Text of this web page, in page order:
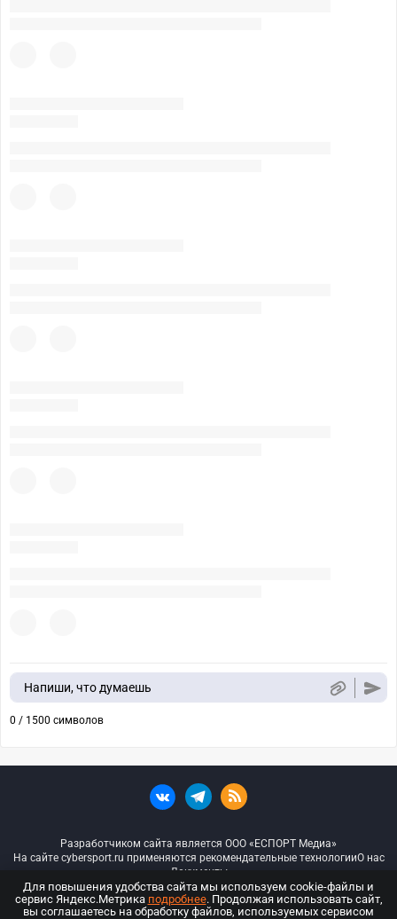
Напиши, что думаешь
0 / 1500 символов
Разработчиком сайта является ООО «ЕСПОРТ Медиа»
На сайте cybersport.ru применяются рекомендательные технологииО нас
Документы
© ООО «Киберспорт.ру» — Все права защищены
Для повышения удобства сайта мы используем cookie-файлы и
сервис Яндекс.Метрика подробнее. Продолжая использовать сайт,
вы соглашаетесь на обработку файлов, используемых сервисом